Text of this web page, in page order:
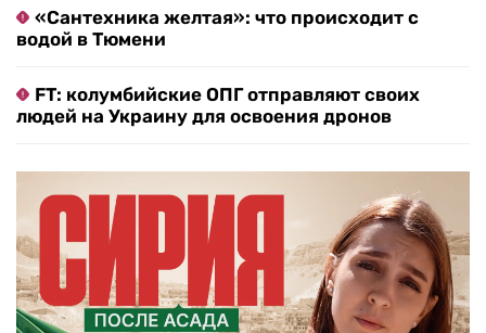
«Сантехника желтая»: что происходит с
водой в Тюмени
FT: колумбийские ОПГ отправляют своих
людей на Украину для освоения дронов